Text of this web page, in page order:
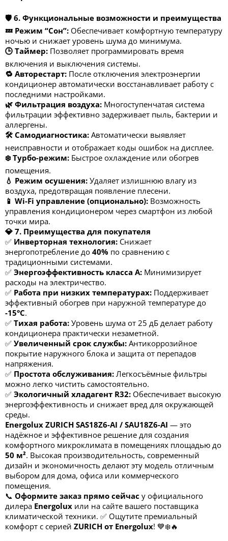
🛡️ 6. Функциональные возможности и преимущества
💤 Режим “Сон”: Обеспечивает комфортную температуру
ночью и снижает уровень шума до минимума.
🕒 Таймер: Позволяет программировать время
включения и выключения системы.
🔁 Авторестарт: После отключения электроэнергии
кондиционер автоматически восстанавливает работу с
последними настройками.
🌿 Фильтрация воздуха: Многоступенчатая система
фильтрации эффективно задерживает пыль, бактерии и
аллергены.
🛠️ Самодиагностика: Автоматически выявляет
неисправности и отображает коды ошибок на дисплее.
❄️ Турбо-режим: Быстрое охлаждение или обогрев
помещения.
💧 Режим осушения: Удаляет излишнюю влагу из
воздуха, предотвращая появление плесени.
📱 Wi-Fi управление (опционально): Возможность
управления кондиционером через смартфон из любой
точки мира.
💎 7. Преимущества для покупателя
✅ Инверторная технология: Снижает
энергопотребление до 40% по сравнению с
традиционными системами.
✅ Энергоэффективность класса A: Минимизирует
расходы на электричество.
✅ Работа при низких температурах: Поддерживает
эффективный обогрев при наружной температуре до
-15°C.
✅ Тихая работа: Уровень шума от 25 дБ делает работу
кондиционера практически незаметной.
✅ Увеличенный срок службы: Антикоррозийное
покрытие наружного блока и защита от перепадов
напряжения.
✅ Простота обслуживания: Легкосъёмные фильтры
можно легко чистить самостоятельно.
✅ Экологичный хладагент R32: Обеспечивает высокую
энергоэффективность и снижает вред для окружающей
среды.
Energolux ZURICH SAS18Z6-AI / SAU18Z6-AI — это
надёжное и эффективное решение для создания
комфортного микроклимата в помещениях площадью до
50 м². Высокая производительность, современный
дизайн и экономичность делают эту модель отличным
выбором для дома, офиса или коммерческого
помещения.
📞 Оформите заказ прямо сейчас у официального
дилера Energolux или на сайте вашего поставщика
климатической техники. ✅ Ощутите премиальный
комфорт с серией ZURICH от Energolux! 💙❄️🔥